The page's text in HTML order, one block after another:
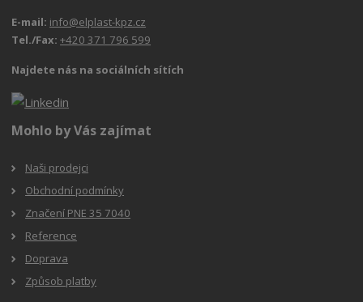
E-mail: info@elplast-kpz.cz
Tel./Fax:+420 371 796 599
Najdete nás na sociálních sítích
Mohlo by Vás zajímat
Naši prodejci
Obchodní podmínky
Značení PNE 35 7040
Reference
Doprava
Způsob platby